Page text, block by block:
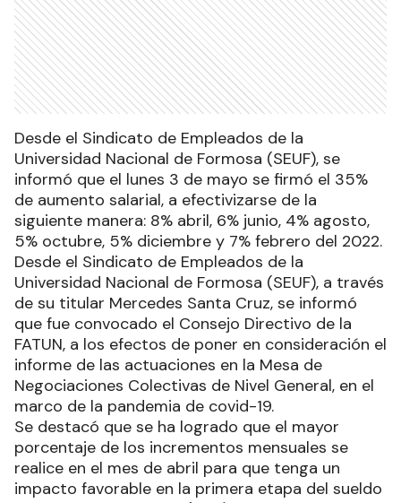
Desde el Sindicato de Empleados de la
Universidad Nacional de Formosa (SEUF), se
informó que el lunes 3 de mayo se firmó el 35%
de aumento salarial, a efectivizarse de la
siguiente manera: 8% abril, 6% junio, 4% agosto,
5% octubre, 5% diciembre y 7% febrero del 2022.
Desde el Sindicato de Empleados de la
Universidad Nacional de Formosa (SEUF), a través
de su titular Mercedes Santa Cruz, se informó
que fue convocado el Consejo Directivo de la
FATUN, a los efectos de poner en consideración el
informe de las actuaciones en la Mesa de
Negociaciones Colectivas de Nivel General, en el
marco de la pandemia de covid-19.
Se destacó que se ha logrado que el mayor
porcentaje de los incrementos mensuales se
realice en el mes de abril para que tenga un
impacto favorable en la primera etapa del sueldo